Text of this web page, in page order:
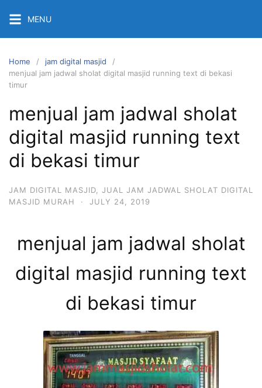
content
MENU
Home
jam digital masjid
menjual jam jadwal sholat digital masjid running text di bekasi
timur
menjual jam jadwal sholat
digital masjid running text
di bekasi timur
JAM DIGITAL MASJID
JUAL JAM JADWAL SHOLAT DIGITAL
MASJID MURAH
· JULY 24, 2019
menjual jam jadwal sholat
digital masjid running text
di bekasi timur